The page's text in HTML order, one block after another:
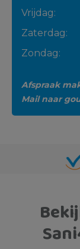
Vrijdag:
Zaterdag:
Zondag:
Afspraak
Mail naar